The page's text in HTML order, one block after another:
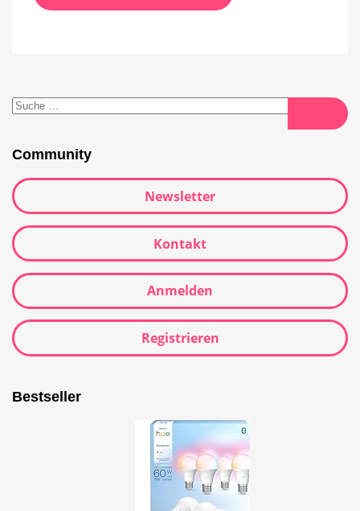
Suche
Suche
Community
Newsletter
Kontakt
Anmelden
Registrieren
Bestseller